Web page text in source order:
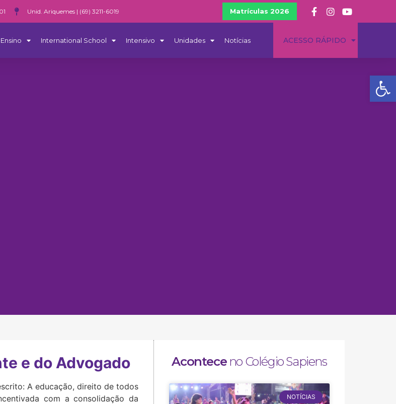
Unid. Ariquemes | (69) 3211-6019 Matrículas 2026
Ensino International School Intensivo Unidades Notícias ACESSO RÁPIDO
e do Advogado
A educação, direito de todos
com a consolidação da
Aconteceno Colégio Sapiens
NOTÍCIAS